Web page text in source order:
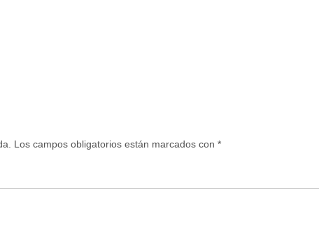
Los campos obligatorios están marcados con *